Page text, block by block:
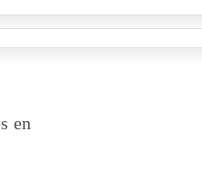
en